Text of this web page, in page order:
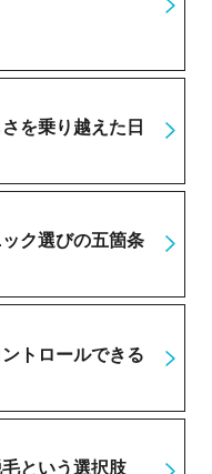
を乗り越えた日
ク選びの五箇条
トロールできる
という選択肢